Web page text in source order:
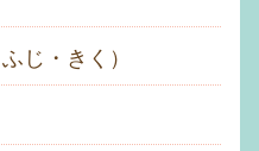
じ・きく）